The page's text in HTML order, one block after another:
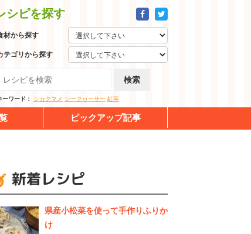
シピを探す
材から探す
テゴリから探す
検索
ーワード： シカクマメ シークヮーサー 紅芋
ピックアップ記事
新着レシピ
県産⼩松菜を使って⼿作りふりか
け